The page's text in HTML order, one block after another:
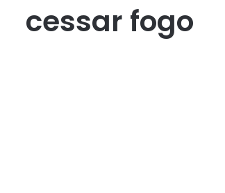
cessar fogo